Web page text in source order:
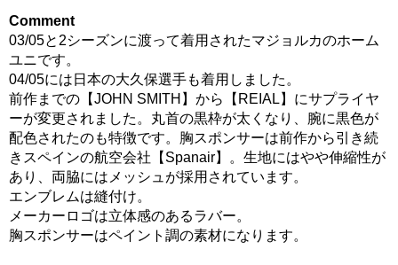
Comment
03/05と2シーズンに渡って着用されたマジョルカのホーム
ユニです。
04/05には日本の大久保選手も着用しました。
前作までの【JOHN SMITH】から【REIAL】にサプライヤ
ーが変更されました。丸首の黒枠が太くなり、腕に黒色が
配色されたのも特徴です。胸スポンサーは前作から引き続
きスペインの航空会社【Spanair】。生地にはやや伸縮性が
あり、両脇にはメッシュが採用されています。
エンブレムは縫付け。
メーカーロゴは立体感のあるラバー。
胸スポンサーはペイント調の素材になります。